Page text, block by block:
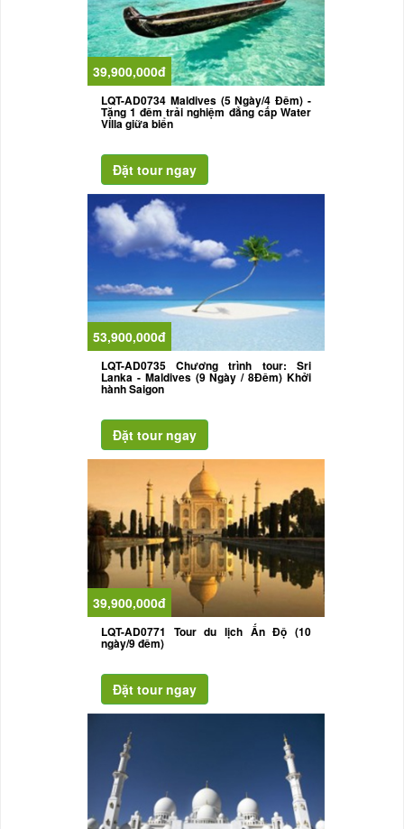
39,900,000đ
LQT-AD0734 Maldives (5 Ngày/4 Đêm) -
Tặng 1 đêm trải nghiệm đẳng cấp Water
Villa giữa biển
53,900,000đ
LQT-AD0735 Chương trình tour: Sri
Lanka - Maldives (9 Ngày / 8Đêm) Khởi
hành Saigon
39,900,000đ
LQT-AD0771 Tour du lịch Ấn Độ (10
ngày/9 đêm)